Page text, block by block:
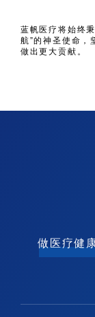
蓝帆医疗将始终
航”的神圣使命，
做出更大贡献。
做医疗健